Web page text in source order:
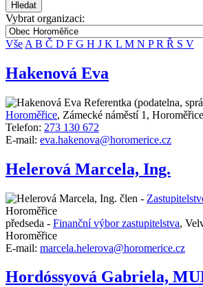
Hledat
Vybrat organizaci:
Vše A B Č D F G H J K L M N PR Ř S V
Hakenová Eva
Referentka (podatelna,
Horoměřice, Zámecké náměstí 1, Horoměřice
Telefon: 273 130 672
E-mail: eva.hakenova@horomerice.cz
Helerová Marcela, Ing.
člen -
Horoměřice
předseda - Finanční výbor zastupitelstva,
Horoměřice
E-mail: marcela.helerova@horomerice.cz
Hordóssyová Gabriela,